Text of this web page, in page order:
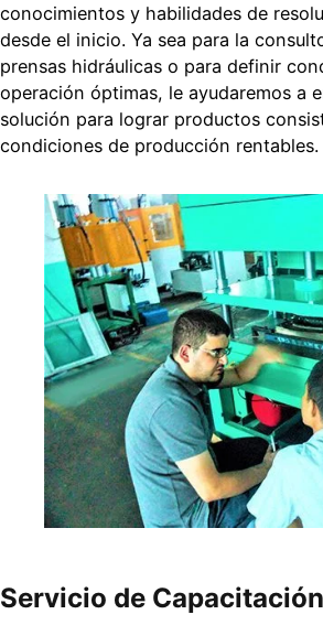
conocimientos y habilidades de
desde el inicio. Ya sea para la
prensas hidráulicas o para definir
operación óptimas, le ayudaremos a
solución para lograr productos
condiciones de producción rentables.
Servicio de Capacitación